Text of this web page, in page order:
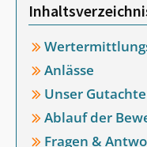
Anlässe
Unser
Ablauf der
Fragen &